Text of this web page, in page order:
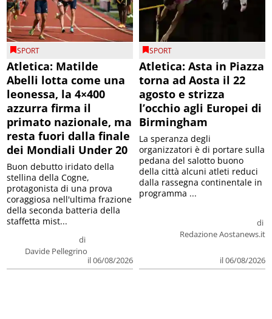
SPORT
Atletica: Matilde
Abelli lotta come una
leonessa, la 4×400
azzurra firma il
primato nazionale, ma
resta fuori dalla finale
dei Mondiali Under 20
di
Davide Pellegrino
il 06/08/2026
Buon debutto iridato della
stellina della Cogne,
protagonista di una prova
coraggiosa nell'ultima frazione
della seconda batteria della
staffetta mist...
SPORT
Atletica: Asta in Piazza
torna ad Aosta il 22
agosto e strizza
l’occhio agli Europei di
Birmingham
di
Redazione Aostanews.it
il 06/08/2026
La speranza degli
organizzatori è di portare sulla
pedana del salotto buono
della città alcuni atleti reduci
dalla rassegna continentale in
programma ...